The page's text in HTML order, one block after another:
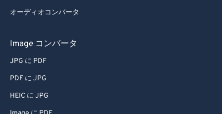
オーディオコンバータ
Image コンバータ
JPG に PDF
PDF に JPG
HEIC に JPG